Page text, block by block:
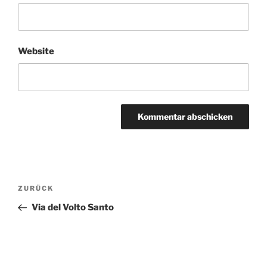
Website
Beitragsnavigation
Vorheriger
Beitrag
ZURÜCK
Via del Volto Santo